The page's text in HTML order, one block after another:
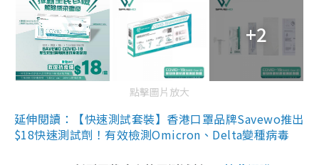
+2
點擊圖片放大
延伸閱讀：【快速測試套裝】香港口罩品牌Savewo推出
$18快速測試劑！有效檢測Omicron、Delta變種病毒